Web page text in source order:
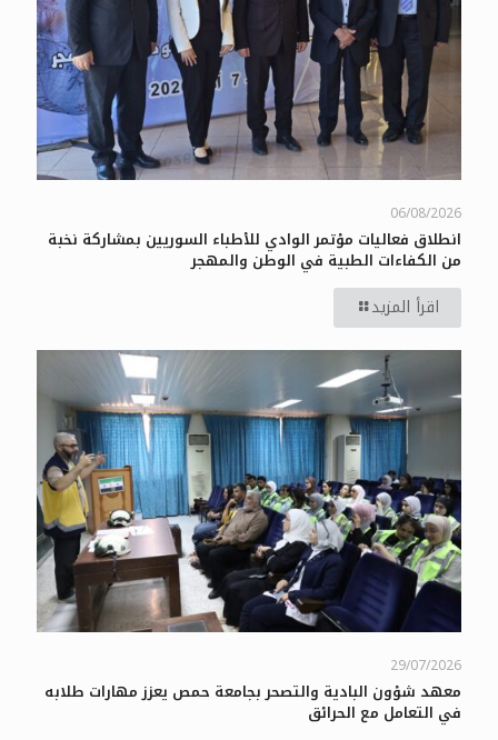
06/08/2026
انطلاق فعاليات مؤتمر الوادي للأطباء السوريين بمشاركة نخبة
من الكفاءات الطبية في الوطن والمهجر
اقرأ المزيد
29/07/2026
معهد شؤون البادية والتصحر بجامعة حمص يعزز مهارات طلابه
في التعامل مع الحرائق